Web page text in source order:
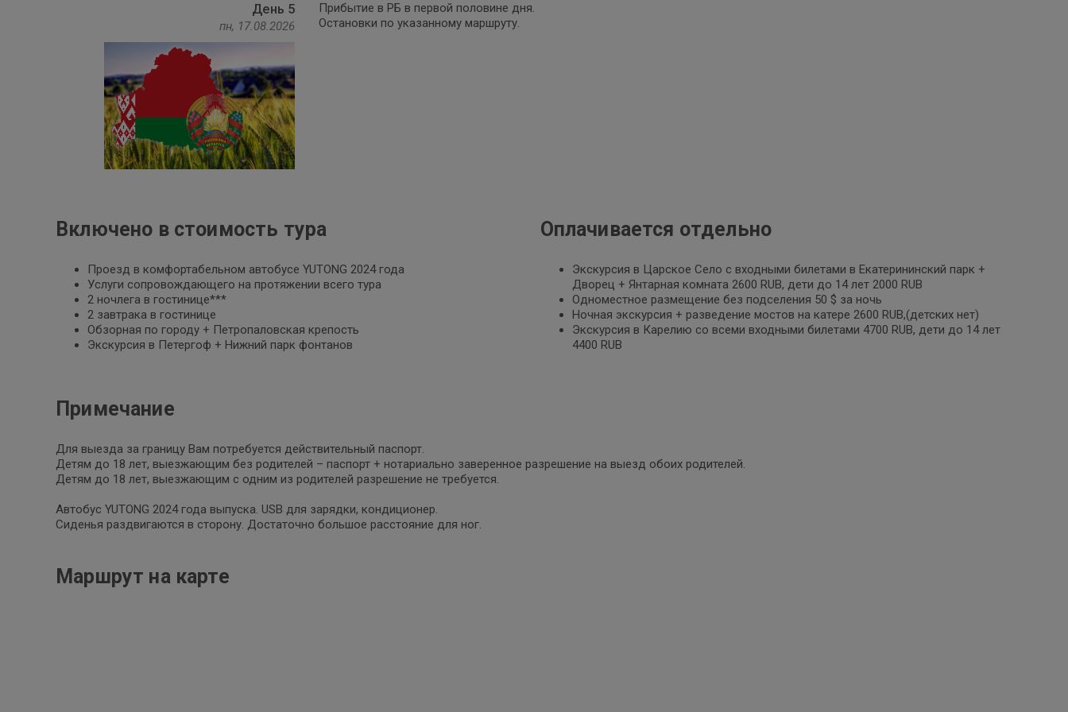
День 5
пн, 17.08.2026
Прибытие в РБ в первой половине дня.
Остановки по указанному маршруту.
Включено в стоимость тура
Проезд в комфортабельном автобусе YUTONG 2024 года
Услуги сопровождающего на протяжении всего тура
2 ночлега в гостинице***
2 завтрака в гостинице
Обзорная по городу + Петропаловская крепость
Экскурсия в Петергоф + Нижний парк фонтанов
Оплачивается отдельно
Экскурсия в Царское Село с входными билетами в Екатерининский парк +
Дворец + Янтарная комната 2600 RUB, дети до 14 лет 2000 RUB
Одноместное размещение без подселения 50 $ за ночь
Ночная экскурсия + разведение мостов на катере 2600 RUB,(детских нет)
Экскурсия в Карелию со всеми входными билетами 4700 RUB, дети до 14 лет
4400 RUB
Примечание
Для выезда за границу Вам потребуется действительный паспорт.
Детям до 18 лет, выезжающим без родителей – паспорт + нотариально заверенное разрешение на выезд обоих родителей.
Детям до 18 лет, выезжающим с одним из родителей разрешение не требуется.
Автобус YUTONG 2024 года выпуска. USB для зарядки, кондиционер.
Cиденья раздвигаются в сторону. Достаточно большое расстояние для ног.
Маршрут на карте